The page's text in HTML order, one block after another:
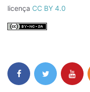
licença CC BY 4.0